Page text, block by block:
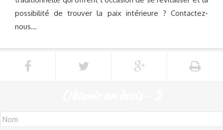
possibilité de trouver la paix intérieure ? Contactez-
nous…